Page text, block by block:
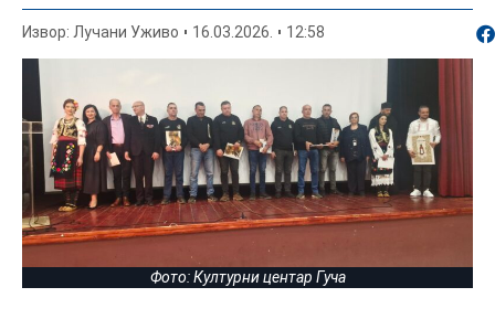
Извор: Лучани Уживо 16.03.2026. 12:58
Фото: Културни центар Гуча